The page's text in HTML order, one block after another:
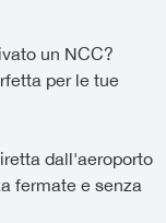
un NCC?
per le tue
dall'aeroporto
fermate e senza